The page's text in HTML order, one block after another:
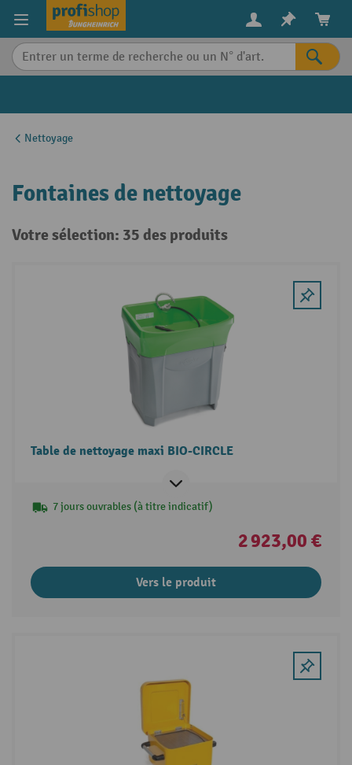
content
Nettoyage
Fontaines de nettoyage
Votre sélection: 35 des produits
Table de nettoyage maxi BIO-CIRCLE
7 jours ouvrables (à titre indicatif)
2 923,00 €
Vers le produit